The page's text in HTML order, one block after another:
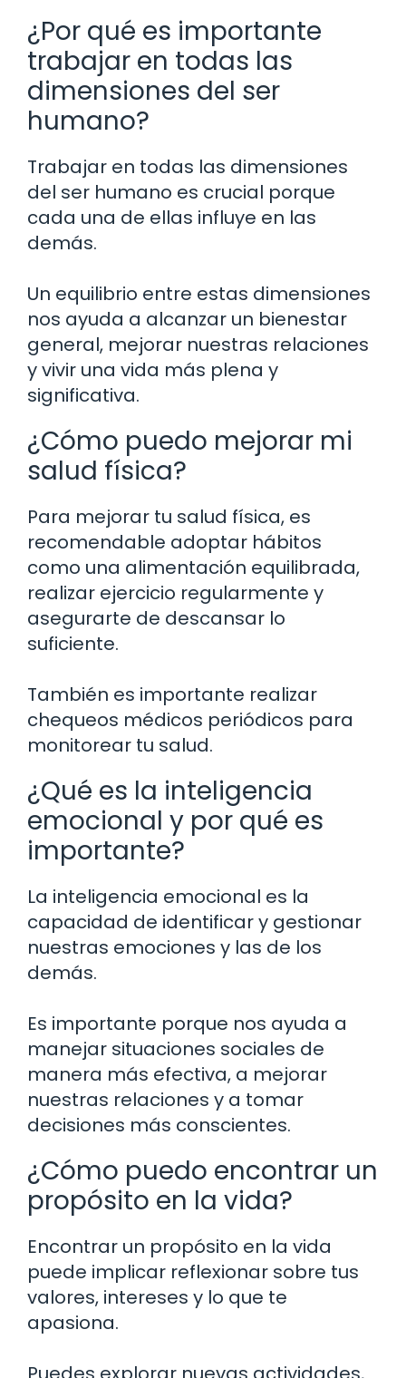
¿Por qué es importante
trabajar en todas las
dimensiones del ser
humano?
Trabajar en todas las dimensiones
del ser humano es crucial porque
cada una de ellas influye en las
demás.
Un equilibrio entre estas dimensiones
nos ayuda a alcanzar un bienestar
general, mejorar nuestras relaciones
y vivir una vida más plena y
significativa.
¿Cómo puedo mejorar mi
salud física?
Para mejorar tu salud física, es
recomendable adoptar hábitos
como una alimentación equilibrada,
realizar ejercicio regularmente y
asegurarte de descansar lo
suficiente.
También es importante realizar
chequeos médicos periódicos para
monitorear tu salud.
¿Qué es la inteligencia
emocional y por qué es
importante?
La inteligencia emocional es la
capacidad de identificar y gestionar
nuestras emociones y las de los
demás.
Es importante porque nos ayuda a
manejar situaciones sociales de
manera más efectiva, a mejorar
nuestras relaciones y a tomar
decisiones más conscientes.
¿Cómo puedo encontrar un
propósito en la vida?
Encontrar un propósito en la vida
puede implicar reflexionar sobre tus
valores, intereses y lo que te
apasiona.